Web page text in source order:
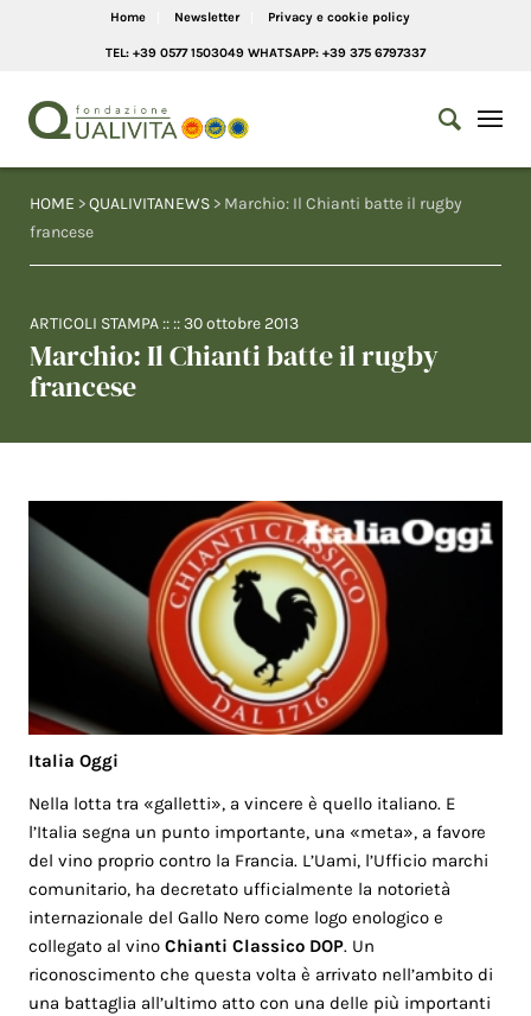
Home Newsletter Privacy e cookie policy
TEL: +39 0577 1503049 WHATSAPP: +39 375 6797337
HOME >QUALIVITANEWS > Marchio: Il Chianti batte il rugby
francese
ARTICOLI STAMPA :: ::30 ottobre 2013
Marchio: Il Chianti batte il rugby
francese
Italia Oggi
Nella lotta tra «galletti», a vincere è quello italiano. E
l’Italia segna un punto importante, una «meta», a favore
del vino proprio contro la Francia. L’Uami, l’Ufficio marchi
comunitario, ha decretato ufficialmente la notorietà
internazionale del Gallo Nero come logo enologico e
collegato al vinoChianti Classico DOP. Un
riconoscimento che questa volta è arrivato nell’ambito di
una battaglia all’ultimo atto con una delle più importanti